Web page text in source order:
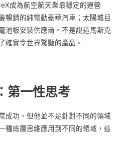
成為航空航天業最穩定的運營
暢銷的純電動豪華汽車；太陽城目
池板安裝供應商。不是說這馬斯克
確實令世界驚豔的產品。
第一性思考
成功，但他並不是針對不同的領域
種底層思維應用到不同的領域，這